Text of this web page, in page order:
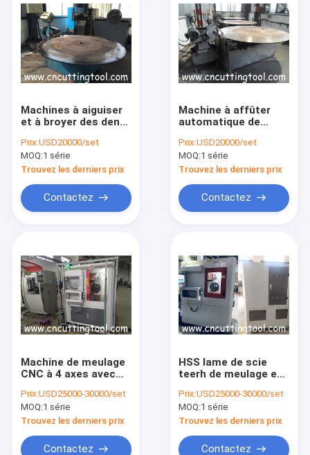
Machines à aiguiser
et à broyer des dents
de scie à chaud et à
friction
Prix:USD20000/set
MOQ:1 série
Trouvez les derniers prix
Contactez
Machine à affûter
automatique de
extrémités des
lames de scies
circulaires en acier
Prix:USD20000/set
MOQ:1 série
Trouvez les derniers prix
Contactez
Machine de meulage
CNC à 4 axes avec
étanche pour lame
de scie HSS
Prix:USD25000-30000/set
MOQ:1 série
Trouvez les derniers prix
Contactez
HSS lame de scie
teerh de meulage et
de meulage CNC
Prix:USD25000-30000/set
MOQ:1 série
Trouvez les derniers prix
Contactez